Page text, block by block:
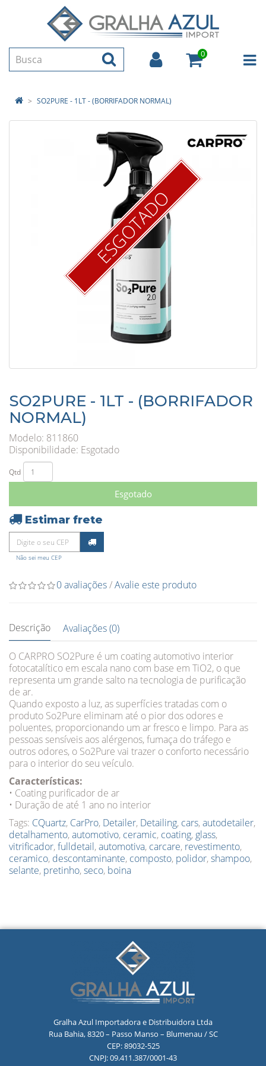
0
SO2PURE - 1LT - (BORRIFADOR NORMAL)
ESGOTADO
SO2PURE - 1LT - (BORRIFADOR
NORMAL)
Modelo: 811860
Disponibilidade: Esgotado
Qtd
Esgotado
Estimar frete
Não sei meu CEP
0 avaliações/Avalie este produto
Descrição Avaliações (0)
O CARPRO SO2Pure é um coating automotivo interior
fotocatalítico em escala nano com base em TiO2, o que
representa um grande salto na tecnologia de purificação
de ar.
Quando exposto a luz, as superfícies tratadas com o
produto So2Pure eliminam até o pior dos odores e
poluentes, proporcionando um ar fresco e limpo. Para as
pessoas sensíveis aos alérgenos, fumaça do tráfego e
outros odores, o So2Pure vai trazer o conforto necessário
para o interior do seu veículo.
Características:
• Coating purificador de ar
• Duração de até 1 ano no interior
Tags: CQuartz, CarPro, Detailer, Detailing, cars,autodetailer,
detalhamento,automotivo, ceramic, coating, glass,
vitrificador,fulldetail,automotiva, carcare, revestimento,
ceramico, descontaminante, composto, polidor,shampoo,
selante, pretinho,seco, boina
Gralha Azul Importadora e Distribuidora Ltda
Rua Bahia, 8320 – Passo Manso – Blumenau / SC
CEP: 89032-525
CNPJ: 09.411.387/0001-43